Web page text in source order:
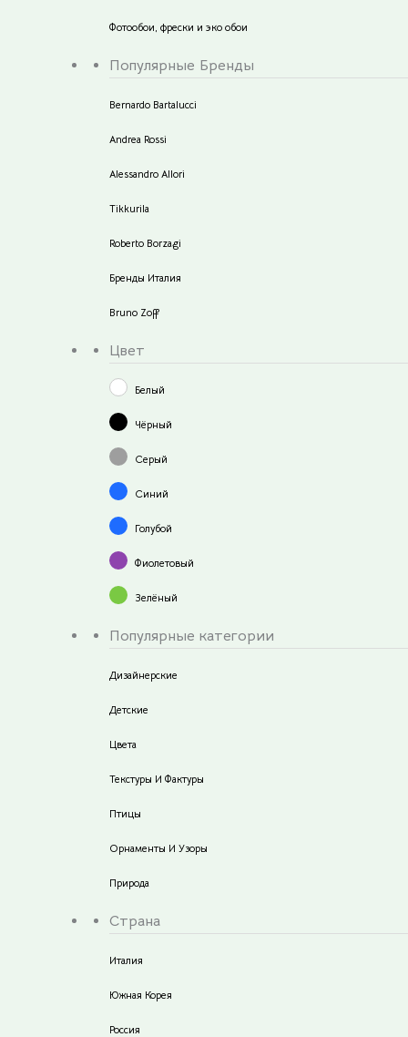
Фотообои, фрески и эко обои
Популярные Бренды
Bernardo Bartalucci
Andrea Rossi
Alessandro Allori
Tikkurila
Roberto Borzagi
Бренды Италия
Bruno Zoff
Цвет
Белый
Чёрный
Серый
Синий
Голубой
Фиолетовый
Зелёный
Популярные категории
Дизайнерские
Детские
Цвета
Текстуры И Фактуры
Птицы
Орнаменты И Узоры
Природа
Страна
Италия
Южная Корея
Россия